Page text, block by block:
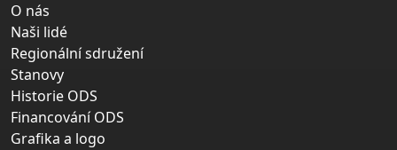
O nás
Naši lidé
Regionální sdružení
Stanovy
Historie ODS
Financování ODS
Grafika a logo